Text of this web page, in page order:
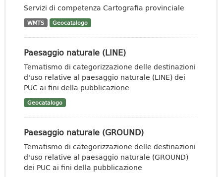
Servizi di competenza Cartografia provinciale
WMTS Geocatalogo
Paesaggio naturale (LINE)
Tematismo di categorizzazione delle destinazioni
d'uso relative al paesaggio naturale (LINE) dei
PUC ai fini della pubblicazione
Geocatalogo
Paesaggio naturale (GROUND)
Tematismo di categorizzazione delle destinazioni
d'uso relative al paesaggio naturale (GROUND)
dei PUC ai fini della pubblicazione